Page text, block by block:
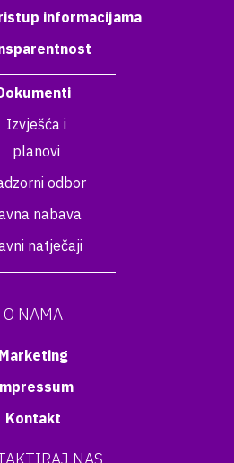
informacijama
Izvješća i
planovi
odbor
nabava
natječaji
O NAMA
Marketing
Kontakt